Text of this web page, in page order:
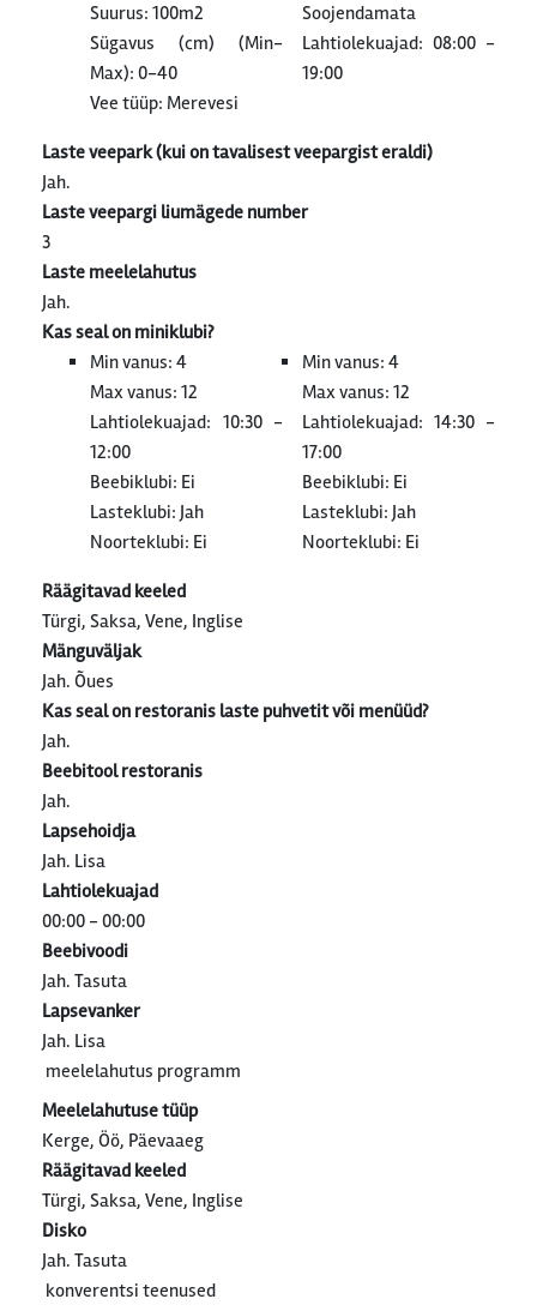
Suurus: 100m2
Sügavus (cm) (Min-
Max): 0-40
Vee tüüp: Merevesi
Soojendamata
Lahtiolekuajad: 08:00 -
19:00
Laste veepark (kui on tavalisest veepargist eraldi)
Jah.
Laste veepargi liumägede number
3
Laste meelelahutus
Jah.
Kas seal on miniklubi?
Min vanus: 4
Max vanus: 12
Lahtiolekuajad: 10:30 -
12:00
Beebiklubi: Ei
Lasteklubi: Jah
Noorteklubi: Ei
Min vanus: 4
Max vanus: 12
Lahtiolekuajad: 14:30 -
17:00
Beebiklubi: Ei
Lasteklubi: Jah
Noorteklubi: Ei
Räägitavad keeled
Türgi, Saksa, Vene, Inglise
Mänguväljak
Jah. Õues
Kas seal on restoranis laste puhvetit või menüüd?
Jah.
Beebitool restoranis
Jah.
Lapsehoidja
Jah. Lisa
Lahtiolekuajad
00:00 - 00:00
Beebivoodi
Jah. Tasuta
Lapsevanker
Jah. Lisa
meelelahutus programm
Meelelahutuse tüüp
Kerge, Öö, Päevaaeg
Räägitavad keeled
Türgi, Saksa, Vene, Inglise
Disko
Jah. Tasuta
konverentsi teenused